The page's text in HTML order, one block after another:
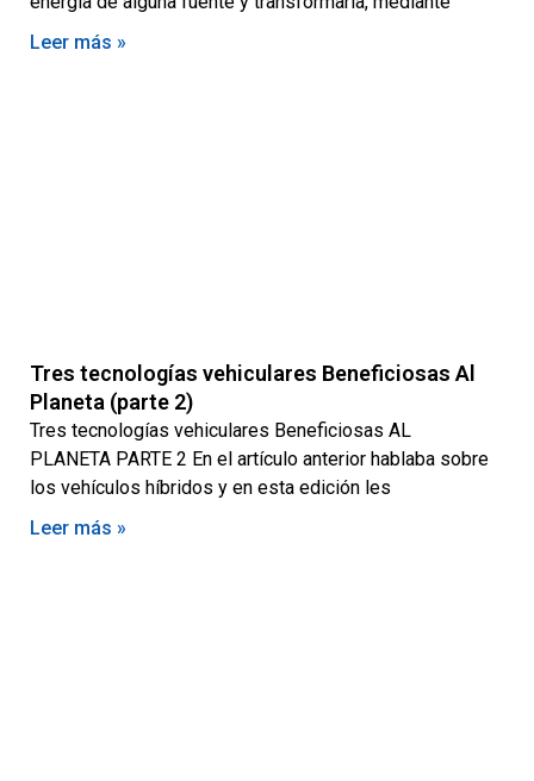
Leer más »
Tres tecnologías vehiculares Beneficiosas Al
Planeta (parte 2)
Tres tecnologías vehiculares Beneficiosas AL
PLANETA PARTE 2 En el artículo anterior hablaba sobre
los vehículos híbridos y en esta edición les
Leer más »